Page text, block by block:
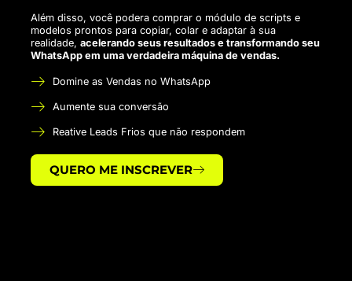
Além disso, você podera comprar o módulo de scripts e
modelos prontos para copiar, colar e adaptar à sua
realidade,acelerando seus resultados e transformando seu
WhatsApp em uma verdadeira máquina de vendas.
Domine as Vendas no WhatsApp
Aumente sua conversão
Reative Leads Frios que não respondem
QUERO ME INSCREVER